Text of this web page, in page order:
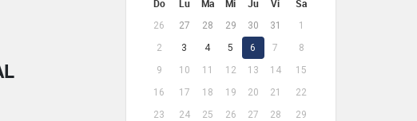
Do Lu Ma Mi Ju Vi Sa
26 27 28 29 30 31
1
2
3 4 5 6 7
8
9
10 11 12 13 14
15
16
17 18 19 20 21
22
23
24 25 26 27 28
29